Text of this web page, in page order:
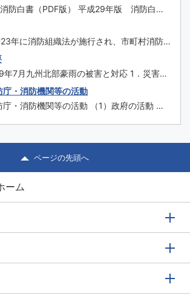
防白書（PDF版） 平成29年版 消防白書
に 特集1 平成29年7月九州北部豪雨の被
糸魚川市大規模火災を踏まえた今後の消
集3 埼玉県三芳町倉庫火災を踏まえた対
の...
年に消防組織法が施行され、市町村消防
が国の自治体消防制度が誕生してから、平
70年を迎えます。この間、関係者の努力
消防制度や施策、消防防災施設等の充実強
災予防・消火、救急、救助はもとより、自
や国民保護まで広範囲に...
7月九州北部豪雨の被害と対応 1．災害の
の状況 平成29年6月30日から7月4日にかけ
北陸地方や東北地方に停滞し、その後ゆっ
7月5日から10日にかけては朝鮮半島付近か
した。 また、7月2日9時に沖縄の南で発生
・消防機関等の活動
庁・消防機関等の活動 （1）政府の活動 内
情報連絡室を設置した。7月5日17時51分に
別警報が発表され、予想されるその後の気
ページの先頭へ
ーム